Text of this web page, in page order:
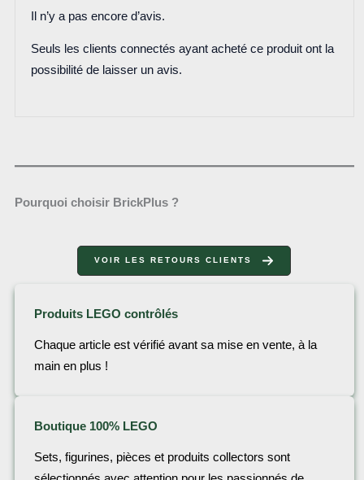
Il n’y a pas encore d’avis.
Seuls les clients connectés ayant acheté ce produit ont la
possibilité de laisser un avis.
Pourquoi choisir BrickPlus ?
VOIR LES RETOURS CLIENTS
Produits LEGO contrôlés
Chaque article est vérifié avant sa mise en vente, à la
main en plus !
Boutique 100% LEGO
Sets, figurines, pièces et produits collectors sont